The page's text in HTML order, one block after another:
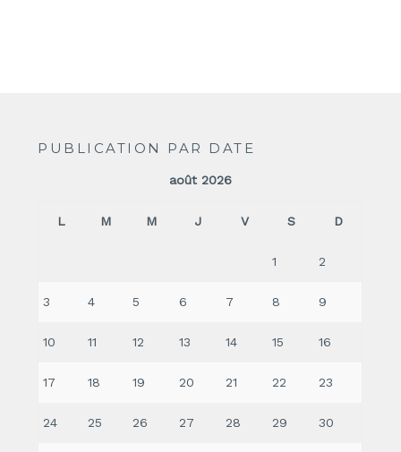
PUBLICATION PAR DATE
août 2026
L M M J V S D
1 2
3 4 5 6 7 8 9
10 11 12 13 14 15 16
17 18 19 20 21 22 23
24 25 26 27 28 29 30